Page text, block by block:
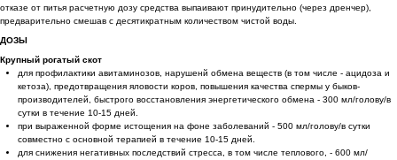
отказе от питья расчетную дозу средства выпаивают принудительно (через дренчер),
предварительно смешав с десятикратным количеством чистой воды.
ДОЗЫ
Крупный рогатый скот
для профилактики авитаминозов, нарушенй обмена веществ (в том числе - ацидоза и
кетоза), предотвращения яловости коров, повышения качества спермы у быков-
производителей, быстрого восстановления энергетического обмена - 300 мл/голову/в
сутки в течение 10-15 дней.
при выраженной форме истощения на фоне заболеваний - 500 мл/голову/в сутки
совместно с основной терапией в течение 10-15 дней.
для снижения негативных последствий стресса, в том числе теплового, - 600 мл/